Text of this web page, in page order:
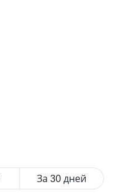
За 30 дней